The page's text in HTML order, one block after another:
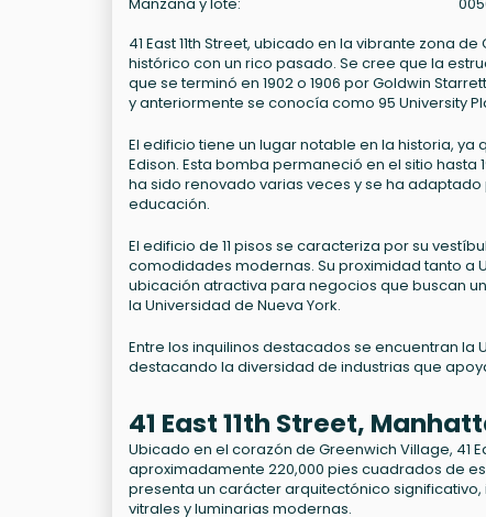
41 East 11th Street, ubicado en la vibrante zona
histórico con un rico pasado. Se cree que la
que se terminó en 1902 o 1906 por Goldwin
y anteriormente se conocía como 95 University
El edificio tiene un lugar notable en la historia,
Edison. Esta bomba permaneció en el sitio hasta
ha sido renovado varias veces y se ha
educación.
El edificio de 11 pisos se caracteriza por su
comodidades modernas. Su proximidad tanto a
ubicación atractiva para negocios que buscan
la Universidad de Nueva York.
Entre los inquilinos destacados se encuentran la
destacando la diversidad de industrias que
41 East 11th Street,
Ubicado en el corazón de Greenwich Village, 41
aproximadamente 220,000 pies cuadrados de
presenta un carácter arquitectónico
vitrales y luminarias modernas.